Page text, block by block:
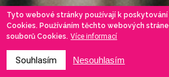
Tyto webové stránky používají k
Cookies. Používáním těchto webových
souborů Cookies. Více informací
Souhlasím Nesouhlasím